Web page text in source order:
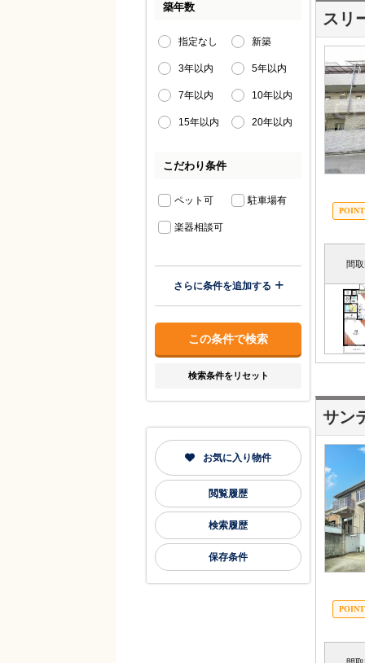
スリ
間
サン
築年数
指定なし 新築
3年以内 5年以内
7年以内 10年以内
15年以内 20年以内
こだわり条件
ペット可 駐車場有
楽器相談可
さらに条件を追加する
検索条件をリセット
お気に入り物件
閲覧履歴
検索履歴
保存条件